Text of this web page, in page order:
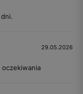
29.05.2026
oczekiwania